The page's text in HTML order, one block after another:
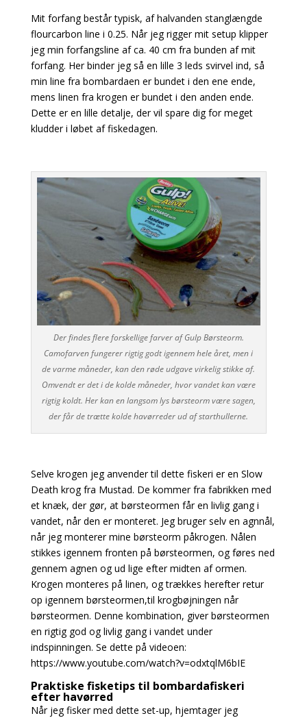
Mit forfang består typisk, af halvanden stanglængde
flourcarbon line i 0.25. Når jeg rigger mit setup klipper
jeg min forfangsline af ca. 40 cm fra bunden af mit
forfang. Her binder jeg så en lille 3 leds svirvel ind, så
min line fra bombardaen er bundet i den ene ende,
mens linen fra krogen er bundet i den anden ende.
Dette er en lille detalje, der vil spare dig for meget
kludder i løbet af fiskedagen.
Der findes flere forskellige farver af Gulp Børsteorm.
Camofarven fungerer rigtig godt igennem hele året, men i
de varme måneder, kan den røde udgave virkelig stikke af.
Omvendt er det i de kolde måneder, hvor vandet kan være
rigtig koldt. Her kan en langsom lys børsteorm være sagen,
der får de trætte kolde havørreder ud af starthullerne.
Selve krogen jeg anvender til dette fiskeri er en Slow
Death krog fra Mustad. De kommer fra fabrikken med
et knæk, der gør, at børsteormen får en livlig gang i
vandet, når den er monteret. Jeg bruger selv en agnnål,
når jeg monterer mine børsteorm påkrogen. Nålen
stikkes igennem fronten på børsteormen, og føres ned
gennem agnen og ud lige efter midten af ormen.
Krogen monteres på linen, og trækkes herefter retur
op igennem børsteormen,til krogbøjningen når
børsteormen. Denne kombination, giver børsteormen
en rigtig god og livlig gang i vandet under
indspinningen. Se dette på videoen:
https://www.youtube.com/watch?v=odxtqlM6bIE
Praktiske fisketips til bombardafiskeri
efter havørred
Når jeg fisker med dette set-up, hjemtager jeg